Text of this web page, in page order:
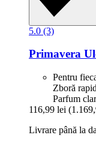
5.0 (3)
Primavera
Pentru
Zboră rapid
Parfum
116,99 lei
Livrare până la